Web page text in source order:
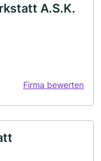
A.S.K.
Firma bewerten